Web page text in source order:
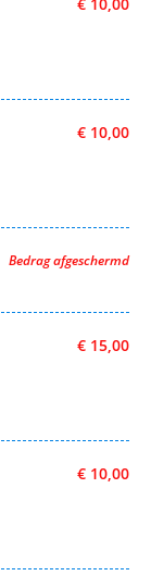
€ 10,00
Bedrag afgeschermd
€ 15,00
€ 10,00